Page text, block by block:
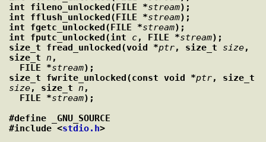
int fileno_unlocked(FILE *stream);
int fflush_unlocked(FILE *stream);
int fgetc_unlocked(FILE *stream);
int fputc_unlocked(int c, FILE *stream);
size_t fread_unlocked(void *ptr, size_t size,
size_t n ,
  FILE *
stream);
size_t fwrite_unlocked(const void *ptr
size, size_t n ,
  FILE *
stream);
#define _GNU_SOURCE
#include <stdio.h>